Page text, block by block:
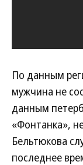
По данным
мужчина не
данным
«Фонтанка»,
Бельтюкова
последнее